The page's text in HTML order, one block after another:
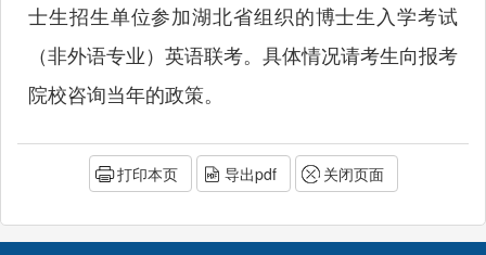
士生招生单位参加湖北省组织的博士生入学考试
（非外语专业）英语联考。具体情况请考生向报考
院校咨询当年的政策。
打印本页 导出pdf 关闭页面